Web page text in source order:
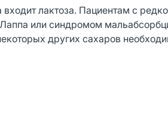
лактоза. Пациентам с
Лаппа или синдромом
других сахаров